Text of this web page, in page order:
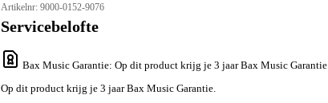
Artikelnr: 9000-0152-9076
Servicebelofte
Bax Music Garantie: Op dit product krijg je 3 jaar Bax Music Garantie.
Op dit product krijg je 3 jaar Bax Music Garantie.